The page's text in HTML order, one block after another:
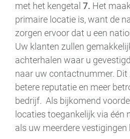
met het kengetal 7. Het
primaire locatie is, want de
zorgen ervoor dat u een
Uw klanten zullen
achterhalen waar u
naar uw contactnummer. Dit
betere reputatie en meer
bedrijf. Als bijkomend
locaties toegankelijk via één
als uw meerdere vestigingen